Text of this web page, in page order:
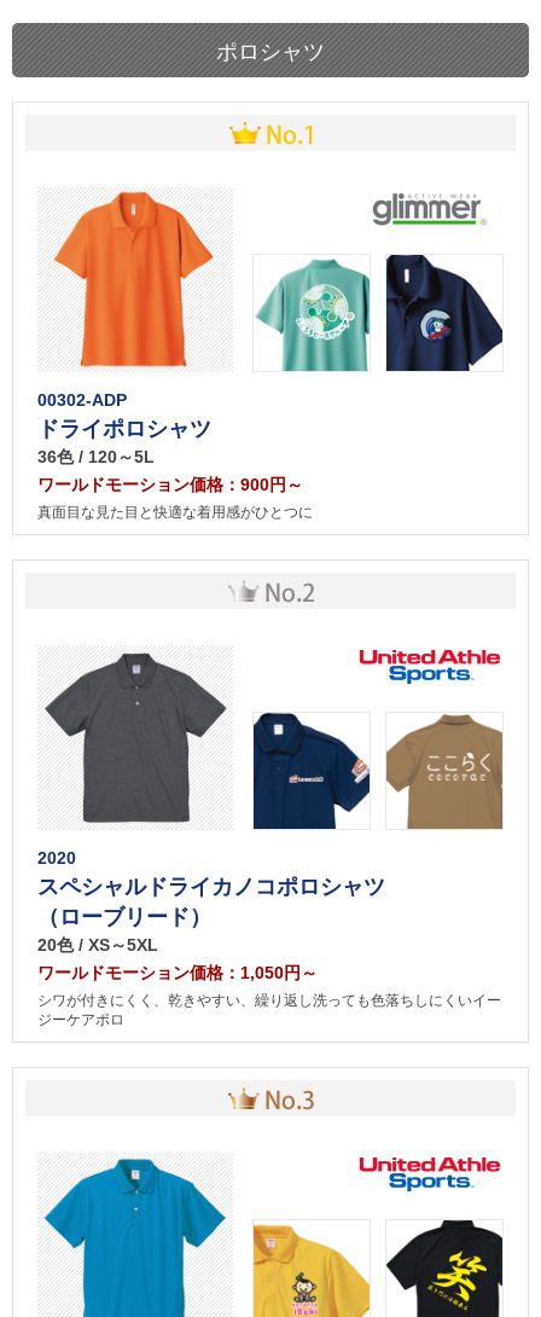
ポロシャツ
00302-ADP
ドライポロシャツ
36色 / 120～5L
ワールドモーション価格：900円～
真面目な見た目と快適な着用感がひとつに
2020
スペシャルドライカノコポロシャツ
（ローブリード）
20色 / XS～5XL
ワールドモーション価格：1,050円～
シワが付きにくく、乾きやすい、繰り返し洗っても色落ちしにくいイー
ジーケアポロ